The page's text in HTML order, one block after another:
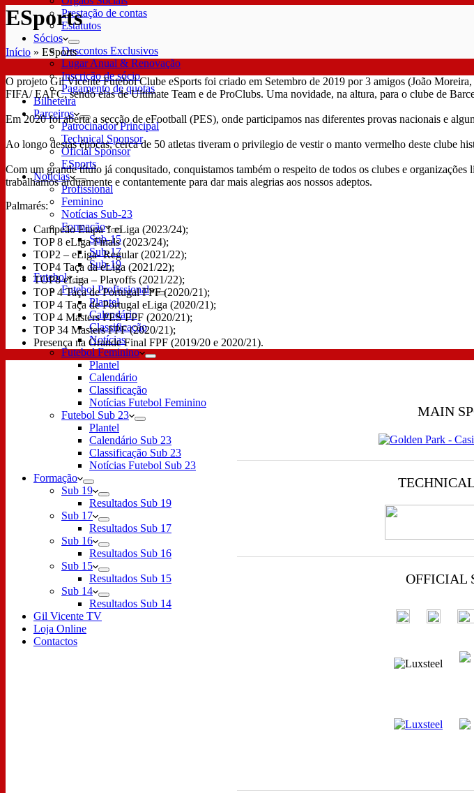
Prestação de contas
Estatutos
Sócios
Descontos Exclusivos
Lugar Anual & Renovação
Inscrição de sócio
Pagamento de quotas
Bilheteira
Parceiros
Patrocinador Principal
Technical Sponsor
Oficial Sponsor
ESports
Notícias
Profissional
Feminino
Notícias Sub-23
Formação
Sub-15
Sub-17
Sub-19
Futebol
Futebol Profissional
Plantel
Calendário
Classificação
Notícias
Futebol Feminino
Plantel
Calendário
Classificação
Notícias Futebol Feminino
Futebol Sub 23
Plantel
Calendário Sub 23
Classificação Sub 23
Notícias Futebol Sub 23
Formação
Sub 19
Resultados Sub 19
Sub 17
Resultados Sub 17
Sub 16
Resultados Sub 16
Sub 15
Resultados Sub 15
Sub 14
Resultados Sub 14
Gil Vicente TV
Loja Online
Contactos
ESports
Início » ESports
O projeto Gil Vicente Futebol Clube eSports foi criado em Setembro de 2019 por 3 amigos (João
FIFA/ EAFC, sendo elas de Ultimate Team e de ProClubs. Uma novidade, na altura, para o clube de
Em 2020 foi aberta a secção de eFootball (PES), onde participamos nas diferentes provas nacionais e
Ao longo destas épocas, cerca de 50 atletas tiveram o privilegio de vestir o manto vermelho deste clube
Com um grande título já conqusitado, conquistamos também o respeito de todos os clubes e
trabalhamos arduamente e contantemente para dar mais alegrias aos nossos adeptos.
Palmarés:
Campeão Etapa 1 eLiga (2023/24);
TOP 8 eLiga Finals (2023/24);
TOP2 – eLiga- Regular (2021/22);
TOP4 Taça da eLiga (2021/22);
TOP8 eLiga – Playoffs (2021/22);
TOP 4 Taça de Portugal FPF (2020/21);
TOP 4 Taça de Portugal eLiga (2020/21);
TOP 4 Masters PES FPF (2020/21);
TOP 34 Masters FPF (2020/21);
Presença na Grande Final FPF (2019/20 e 2020/21).
MAIN
OFFICIAL